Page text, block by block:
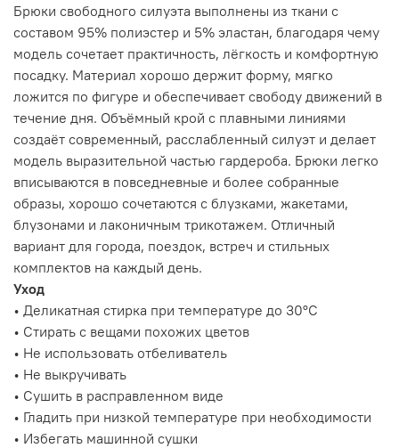
Брюки свободного силуэта выполнены из ткани с
составом 95% полиэстер и 5% эластан, благодаря чему
модель сочетает практичность, лёгкость и комфортную
посадку. Материал хорошо держит форму, мягко
ложится по фигуре и обеспечивает свободу движений в
течение дня. Объёмный крой с плавными линиями
создаёт современный, расслабленный силуэт и делает
модель выразительной частью гардероба. Брюки легко
вписываются в повседневные и более собранные
образы, хорошо сочетаются с блузками, жакетами,
блузонами и лаконичным трикотажем. Отличный
вариант для города, поездок, встреч и стильных
комплектов на каждый день.
Уход
• Деликатная стирка при температуре до 30°C
• Стирать с вещами похожих цветов
• Не использовать отбеливатель
• Не выкручивать
• Сушить в расправленном виде
• Гладить при низкой температуре при необходимости
• Избегать машинной сушки